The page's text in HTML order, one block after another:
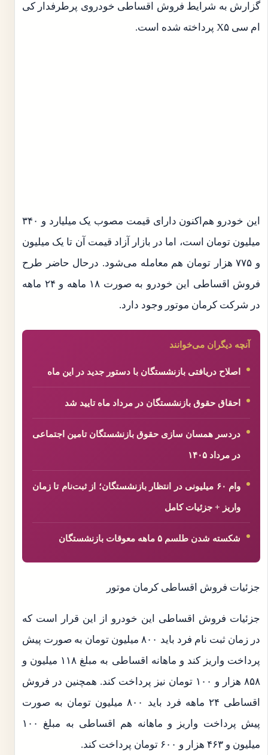
گزارش به شرایط فروش اقساطی خودروی پرطرفدار کی
ام سی X۵ پرداخته شده‌ است.
این خودرو هم‌اکنون دارای قیمت مصوب یک میلیارد و ۳۴۰
میلیون تومان است، اما در بازار آزاد قیمت آن تا یک میلیون
و ۷۷۵ هزار تومان هم معامله می‌شود. در‌حال حاضر طرح
فروش اقساطی این خودرو به صورت ۱۸ ماهه و ۲۴ ماهه
در شرکت کرمان موتور وجود دارد.
آنچه دیگران می‌خوانند
اصلاح دریافتی بازنشستگان با دستور جدید در این ماه
احقاق حقوق بازنشستگان در مرداد ماه تایید شد
دردسر همسان سازی حقوق بازنشستگان تامین اجتماعی
در مرداد ۱۴۰۵
وام ۶۰ میلیونی در انتظار بازنشستگان؛ از ثبت‌نام تا زمان
واریز + جزئیات کامل
شکسته شدن طلسم ۵ ماهه معوقات بازنشستگان
جزئیات فروش اقساطی کرمان موتور
جزئیات فروش اقساطی این خودرو از این قرار است که
در زمان ثبت نام فرد باید ۸۰۰ میلیون تومان به صورت پیش
پرداخت واریز کند و ماهانه اقساطی به مبلغ ۱۱۸ میلیون و
۸۵۸ هزار و ۱۰۰ تومان نیز پرداخت کند. همچنین در فروش
اقساطی ۲۴ ماهه فرد باید ۸۰۰ میلیون تومان به صورت
پیش پرداخت واریز و ماهانه هم اقساطی به مبلغ ۱۰۰
میلیون و ۴۶۳ هزار و ۶۰۰ تومان پرداخت کند.